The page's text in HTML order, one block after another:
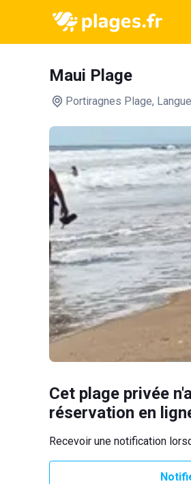
Maui Plage
Portiragnes Plage,
Cet plage privée
réservation en
Recevoir une notification